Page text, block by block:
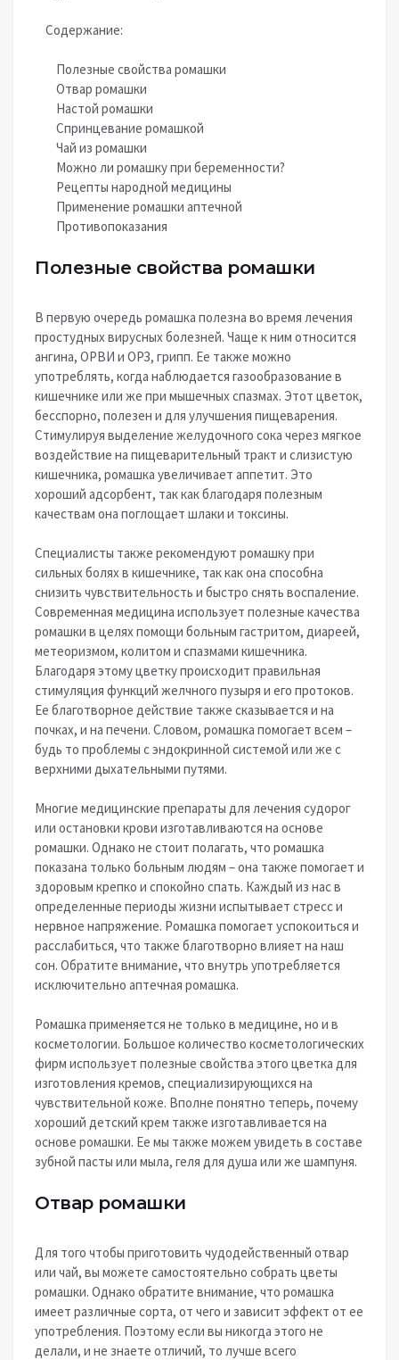
Содержание:
Полезные свойства ромашки
Отвар ромашки
Настой ромашки
Спринцевание ромашкой
Чай из ромашки
Можно ли ромашку при беременности?
Рецепты народной медицины
Применение ромашки аптечной
Противопоказания
Полезные свойства ромашки
В первую очередь ромашка полезна во время лечения
простудных вирусных болезней. Чаще к ним относится
ангина, ОРВИ и ОРЗ, грипп. Ее также можно
употреблять, когда наблюдается газообразование в
кишечнике или же при мышечных спазмах. Этот цветок,
бесспорно, полезен и для улучшения пищеварения.
Стимулируя выделение желудочного сока через мягкое
воздействие на пищеварительный тракт и слизистую
кишечника, ромашка увеличивает аппетит. Это
хороший адсорбент, так как благодаря полезным
качествам она поглощает шлаки и токсины.
Специалисты также рекомендуют ромашку при
сильных болях в кишечнике, так как она способна
снизить чувствительность и быстро снять воспаление.
Современная медицина использует полезные качества
ромашки в целях помощи больным гастритом, диареей,
метеоризмом, колитом и спазмами кишечника.
Благодаря этому цветку происходит правильная
стимуляция функций желчного пузыря и его протоков.
Ее благотворное действие также сказывается и на
почках, и на печени. Словом, ромашка помогает всем –
будь то проблемы с эндокринной системой или же с
верхними дыхательными путями.
Многие медицинские препараты для лечения судорог
или остановки крови изготавливаются на основе
ромашки. Однако не стоит полагать, что ромашка
показана только больным людям – она также помогает и
здоровым крепко и спокойно спать. Каждый из нас в
определенные периоды жизни испытывает стресс и
нервное напряжение. Ромашка помогает успокоиться и
расслабиться, что также благотворно влияет на наш
сон. Обратите внимание, что внутрь употребляется
исключительно аптечная ромашка.
Ромашка применяется не только в медицине, но и в
косметологии. Большое количество косметологических
фирм использует полезные свойства этого цветка для
изготовления кремов, специализирующихся на
чувствительной коже. Вполне понятно теперь, почему
хороший детский крем также изготавливается на
основе ромашки. Ее мы также можем увидеть в составе
зубной пасты или мыла, геля для душа или же шампуня.
Отвар ромашки
Для того чтобы приготовить чудодейственный отвар
или чай, вы можете самостоятельно собрать цветы
ромашки. Однако обратите внимание, что ромашка
имеет различные сорта, от чего и зависит эффект от ее
употребления. Поэтому если вы никогда этого не
делали, и не знаете отличий, то лучше всего